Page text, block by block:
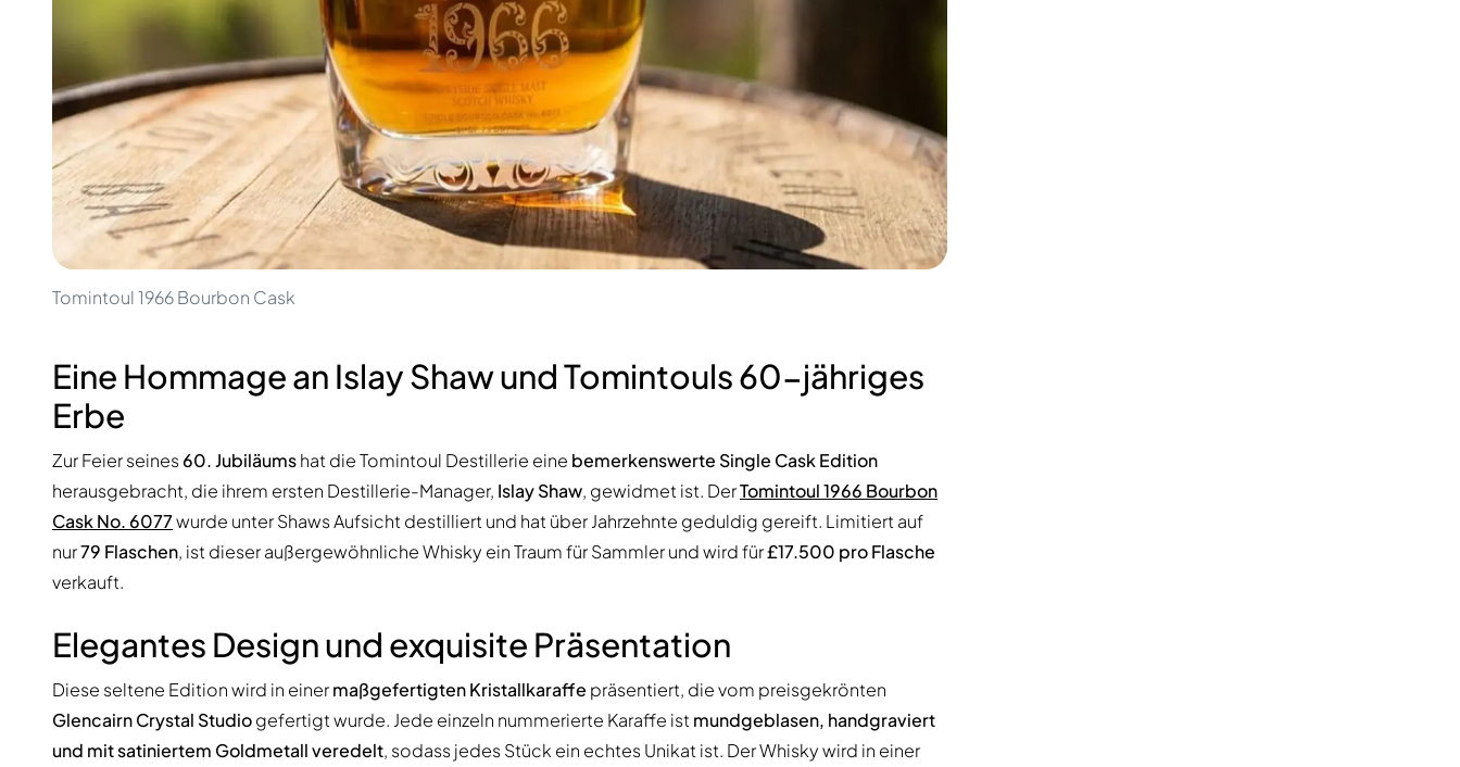
200-500€
Kommende Veröffentlichungen
Kollektionen
Kundenfavoriten
Rar & Sammlerstück
Limitierte Auflagen
Geschlossene Brennerei
Rauchiger Whisky
Süßer Whisky
Diplomatico
Don Julio
Gin Mare
Mangabeiras
Hennessy
Martell
Monkey 47
Remy Martin
Ron Zacapa
Tomintoul 1966 Bourbon Cask
Eine Hommage an Islay Shaw und Tomintouls 60-jähriges
Erbe
Zur Feier seines60. Jubiläumshat die Tomintoul Destillerie eine bemerkenswerte Single Cask Edition
herausgebracht, die ihrem ersten Destillerie-Manager, Islay Shaw, gewidmet ist. DerTomintoul 1966 Bourbon
Cask No. 6077wurde unter Shaws Aufsicht destilliert und hat über Jahrzehnte geduldig gereift. Limitiert auf
nur79 Flaschen, ist dieser außergewöhnliche Whisky ein Traum für Sammler und wird für£17.500 pro Flasche
verkauft.
Elegantes Design und exquisite Präsentation
Diese seltene Edition wird in einermaßgefertigten Kristallkaraffe präsentiert, die vom preisgekrönten
Glencairn Crystal Studiogefertigt wurde. Jede einzeln nummerierte Karaffe ist mundgeblasen, handgraviert
und mit satiniertem Goldmetall veredelt, sodass jedes Stück ein echtes Unikat ist. Der Whisky wird in einer